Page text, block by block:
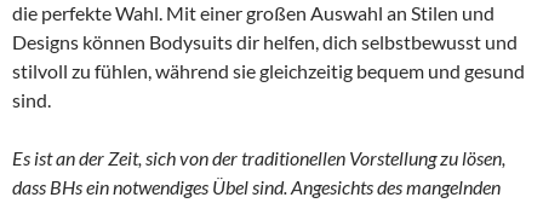
die perfekte Wahl. Mit einer großen Auswahl an Stilen und
Designs können Bodysuits dir helfen, dich selbstbewusst und
stilvoll zu fühlen, während sie gleichzeitig bequem und gesund
sind.
Es ist an der Zeit, sich von der traditionellen Vorstellung zu lösen,
dass BHs ein notwendiges Übel sind. Angesichts des mangelnden